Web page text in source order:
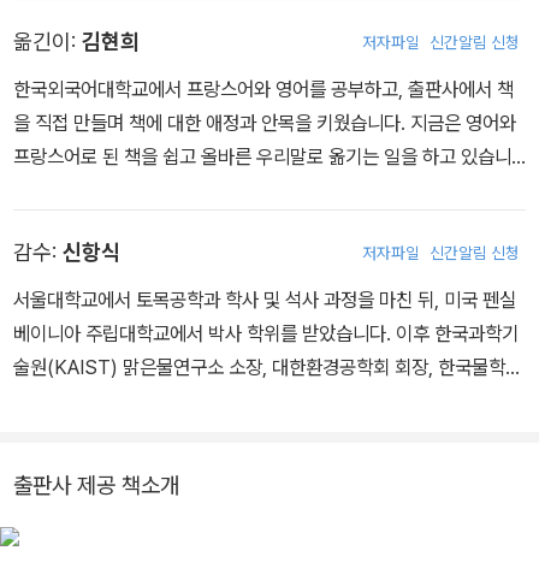
옮긴이: 김현희 저자파일 신간알림 신청
한국외국어대학교에서 프랑스어와 영어를 공부하고, 출판사에서 책
을 직접 만들며 책에 대한 애정과 안목을 키웠습니다. 지금은 영어와
프랑스어로 된 책을 쉽고 올바른 우리말로 옮기는 일을 하고 있습니
의 비밀》, 《궁금한 우주 정거장》 등이 있습니다.
감수: 신항식 저자파일 신간알림 신청
서울대학교에서 토목공학과 학사 및 석사 과정을 마친 뒤, 미국 펜실
베이니아 주립대학교에서 박사 학위를 받았습니다. 이후 한국과학기
술원(KAIST) 맑은물연구소 소장, 대한환경공학회 회장, 한국물학술
과 명예교수입니다.
출판사 제공 책소개